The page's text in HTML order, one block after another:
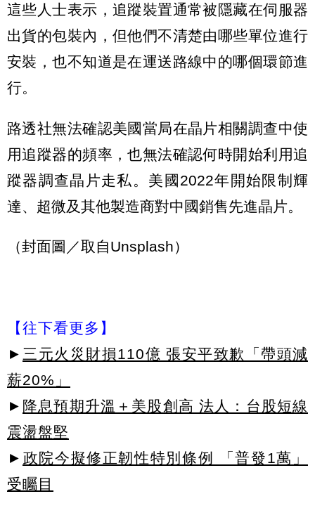
這些人士表示，追蹤裝置通常被隱藏在伺服器
出貨的包裝內，但他們不清楚由哪些單位進行
安裝，也不知道是在運送路線中的哪個環節進
行。
路透社無法確認美國當局在晶片相關調查中使
用追蹤器的頻率，也無法確認何時開始利用追
蹤器調查晶片走私。美國2022年開始限制輝
達、超微及其他製造商對中國銷售先進晶片。
（封面圖／取自Unsplash）
【往下看更多】
► 三元火災財損110億 張安平致歉「帶頭減
薪20%」
► 降息預期升溫＋美股創高 法人：台股短線
震盪盤堅
► 政院今擬修正韌性特別條例 「普發1萬」
受矚目